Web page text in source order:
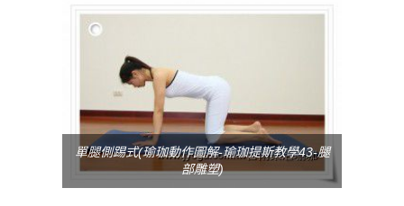
單腿側踢式(瑜珈動作圖解-瑜珈提斯教學43-腿
部雕塑)